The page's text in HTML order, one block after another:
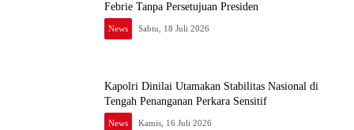
Febrie Tanpa Persetujuan Presiden
News Sabtu, 18 Juli 2026
Kapolri Dinilai Utamakan Stabilitas Nasional di
Tengah Penanganan Perkara Sensitif
News Kamis, 16 Juli 2026